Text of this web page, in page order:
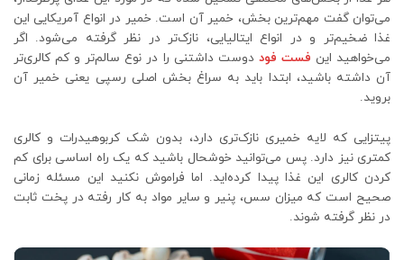
می‌توان گفت مهم‌ترین بخش، خمیر آن است. خمیر در انواع آمریکایی این
غذا ضخیم‌تر و در انواع ایتالیایی، نازک‌تر در نظر گرفته می‌شود. اگر
می‌خواهید این فست فود دوست داشتنی را در نوع سالم‌تر و کم کالری‌تر
آن داشته باشید، ابتدا باید به سراغ بخش اصلی رسپی یعنی خمیر آن
بروید.
پیتزایی که لایه خمیری نازک‌تری دارد، بدون شک کربوهیدرات و کالری
کمتری نیز دارد. پس می‌توانید خوشحال باشید که یک راه اساسی برای کم
کردن کالری این غذا پیدا کرده‌اید. اما فراموش نکنید این مسئله زمانی
صحیح است که میزان سس، پنیر و سایر مواد به کار رفته در پخت ثابت
در نظر گرفته شوند.